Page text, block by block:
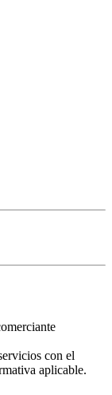
con el
aplicable.